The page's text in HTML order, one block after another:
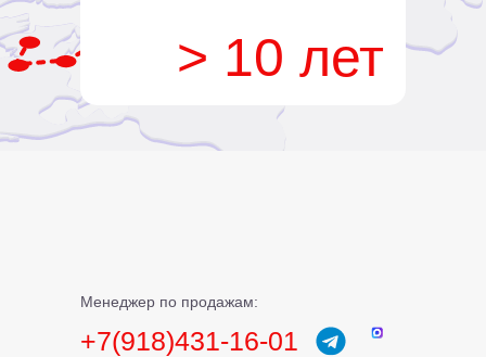
> 10 лет
Менеджер по продажам:
+7(918)431-16-01